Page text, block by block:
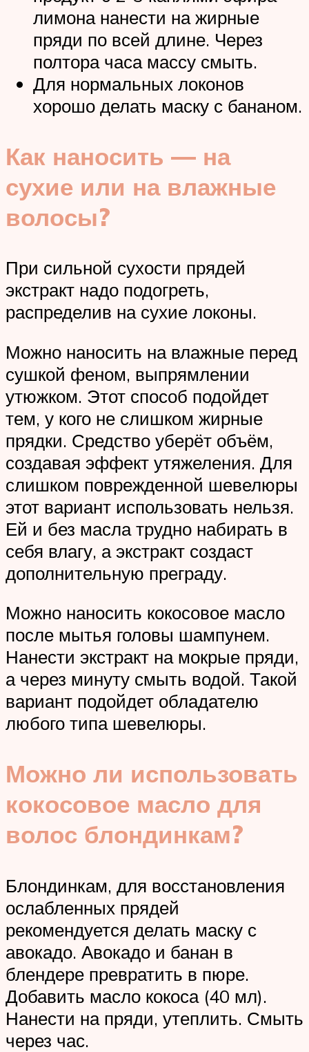
лимона нанести на жирные
пряди по всей длине. Через
полтора часа массу смыть.
Для нормальных локонов
хорошо делать маску с бананом.
Как наносить — на
сухие или на влажные
волосы?
При сильной сухости прядей
экстракт надо подогреть,
распределив на сухие локоны.
Можно наносить на влажные перед
сушкой феном, выпрямлении
утюжком. Этот способ подойдет
тем, у кого не слишком жирные
прядки. Средство уберёт объём,
создавая эффект утяжеления. Для
слишком поврежденной шевелюры
этот вариант использовать нельзя.
Ей и без масла трудно набирать в
себя влагу, а экстракт создаст
дополнительную преграду.
Можно наносить кокосовое масло
после мытья головы шампунем.
Нанести экстракт на мокрые пряди,
а через минуту смыть водой. Такой
вариант подойдет обладателю
любого типа шевелюры.
Можно ли использовать
кокосовое масло для
волос блондинкам?
Блондинкам, для восстановления
ослабленных прядей
рекомендуется делать маску с
авокадо. Авокадо и банан в
блендере превратить в пюре.
Добавить масло кокоса (40 мл).
Нанести на пряди, утеплить. Смыть
через час.